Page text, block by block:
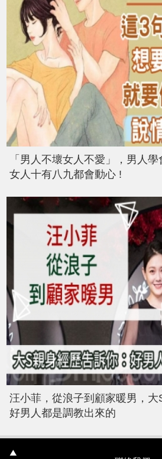
「男人不壞女人不愛」，男人學
女人十有八九都會動心 !
汪小菲，從浪子到顧家暖男，大
好男人都是調教出來的